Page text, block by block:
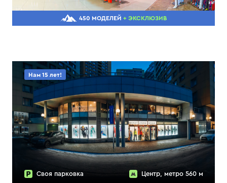
450 МОДЕЛЕЙ + ЭКСКЛЮЗИВ
Нам 15 лет!
Своя парковка Центр, метро 560 м